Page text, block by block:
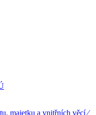
majetku a vnitřních věcí ⁄